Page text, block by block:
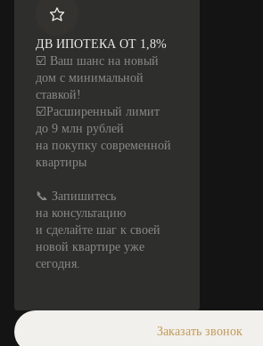
ДВ ИПОТЕКА ОТ 1,8%
☑️ Ваш шанс на новый
дом с минимальной
ставкой!
☑️Расширенный лимит
до 9 млн рублей
на покупку современной
квартиры
📞 Запишитесь
на консультацию
и сделайте шаг к своей
новой квартире уже
сегодня.
Заказать звонок